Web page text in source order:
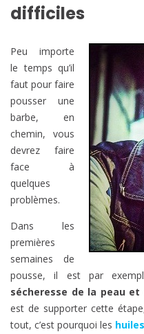
difficiles
Peu importe
le temps qu’il
faut pour faire
pousser une
barbe, en
chemin, vous
devrez faire
face à
quelques
problèmes.
Dans les
premières
semaines de
pousse, il est par
sécheresse de la peau et
est de supporter cette
tout, c’est pourquoi les